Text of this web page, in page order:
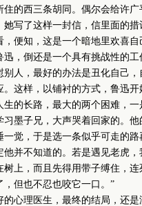
住的西三条胡同。偶尔会给许
她写了这样一封信，信里面的
便知，这是一个暗地里欢喜自
倒还是一个具有挑战性的工
别人，最好的办法是丑化自己
这样，以铺衬的方式，鲁迅开
长路，最大的两个困难，一
习墨子兄，大声哭着回家的。
一觉，于是选一条似乎可走的
他并不知道的。若是遇见老虎
树上，而且先得用带子缚住，
但也不忍也咬它一口。”
理医生，最终的结局，还是